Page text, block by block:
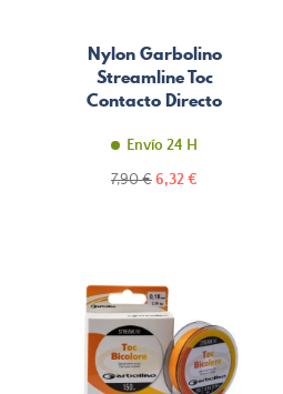
Nylon Garbolino
Streamline Toc
Contacto Directo
Envío 24 H
Precio
7,90 €Precio
6,32 €